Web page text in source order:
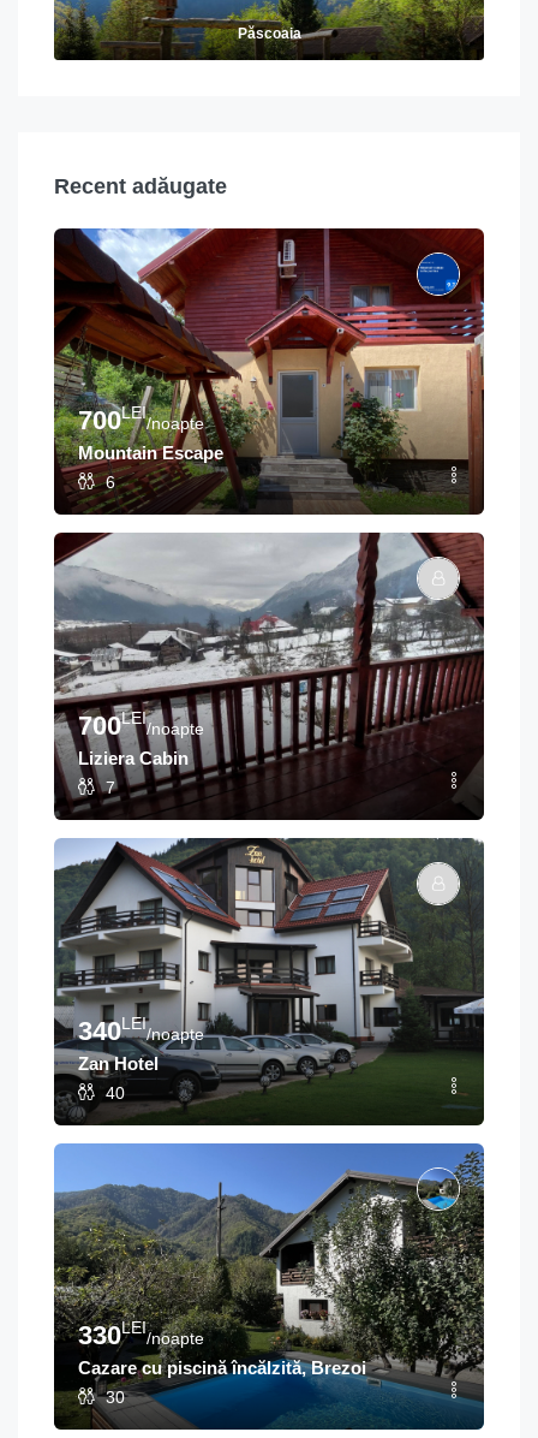
Păscoaia
Recent adăugate
700LEI
/noapte
Mountain Escape
6
700LEI
/noapte
Liziera Cabin
7
340LEI
/noapte
Zan Hotel
40
330LEI
/noapte
Cazare cu piscină încălzită, Brezoi
30